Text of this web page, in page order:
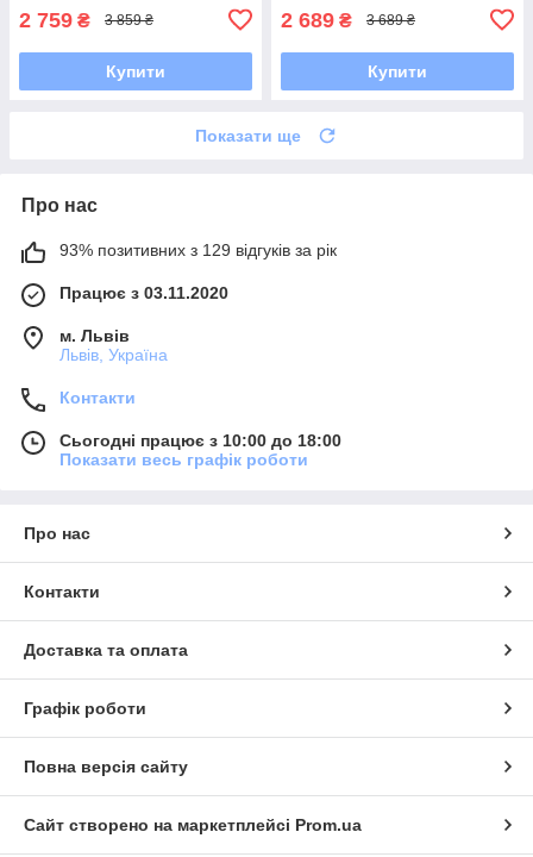
2 759 ₴ 3 859 ₴
Купити
2 689 ₴ 3 689 ₴
Купити
Показати ще
Про нас
93% позитивних з 129 відгуків за рік
Працює з 03.11.2020
м. Львів
Львів, Україна
Контакти
Сьогодні працює з 10:00 до 18:00
Показати весь графік роботи
Про нас
Контакти
Доставка та оплата
Графік роботи
Повна версія сайту
Сайт створено на маркетплейсі Prom.ua